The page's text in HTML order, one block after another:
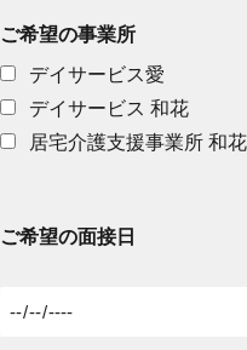
ご希望の事業所
デイサービス愛
デイサービス 和花
居宅介護支援事業所 和花
ご希望の面接日